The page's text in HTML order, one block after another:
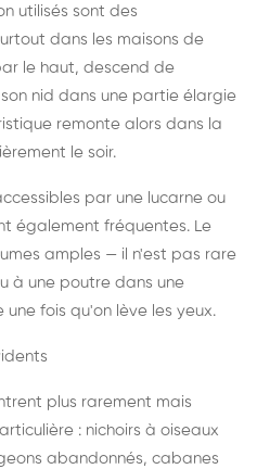
utilisés sont des
dans les maisons de
le haut, descend de
nid dans une partie élargie
remonte alors dans la
le soir.
par une lucarne ou
également fréquentes. Le
amples — il n'est pas rare
à une poutre dans une
fois qu'on lève les yeux.
plus rarement mais
: nichoirs à oiseaux
abandonnés, cabanes